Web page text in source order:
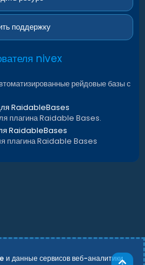
ё
з
поддержку
nivex
рейдовые базы с
RaidableBases
плагина Raidable Bases.
RaidableBases
плагина Raidable Bases
данные сервисов веб-аналитики,